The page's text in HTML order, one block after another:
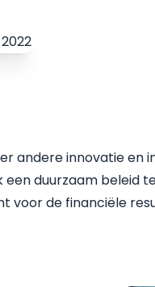
andere innovatie en
duurzaam beleid
voor de financiële